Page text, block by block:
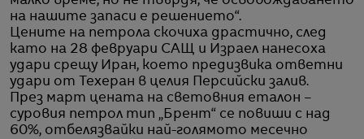
на нашите запаси е решението“.
Цените на петрола скочиха драстично, след
като на 28 февруари САЩ и Израел нанесоха
удари срещу Иран, което предизвика ответни
удари от Техеран в целия Персийски залив.
През март цената на световния еталон –
суровия петрол тип „Брент“ се повиши с над
60%, отбелязвайки най-голямото месечно